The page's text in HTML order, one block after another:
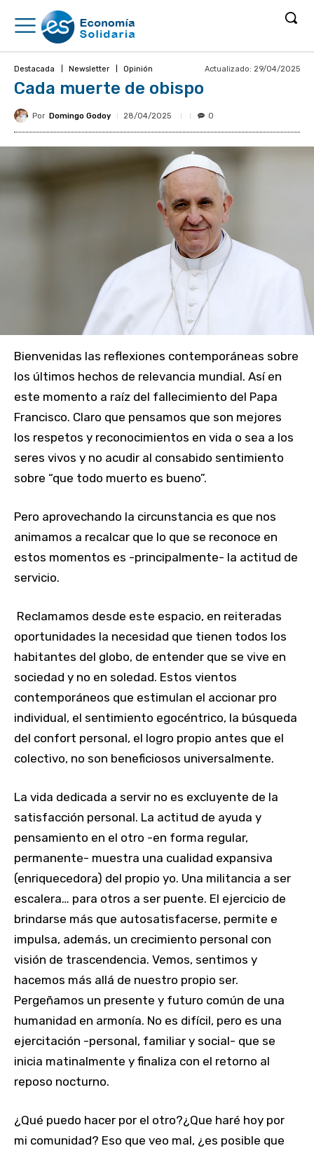
Destacada Newsletter Opinión Actualizado: 29/04/2025
Cada muerte de obispo
Por Domingo Godoy 28/04/2025 0
Bienvenidas las reflexiones contemporáneas sobre
los últimos hechos de relevancia mundial. Así en
este momento a raíz del fallecimiento del Papa
Francisco. Claro que pensamos que son mejores
los respetos y reconocimientos en vida o sea a los
seres vivos y no acudir al consabido sentimiento
sobre “que todo muerto es bueno”.
Pero aprovechando la circunstancia es que nos
animamos a recalcar que lo que se reconoce en
estos momentos es -principalmente- la actitud de
servicio.
Reclamamos desde este espacio, en reiteradas
oportunidades la necesidad que tienen todos los
habitantes del globo, de entender que se vive en
sociedad y no en soledad. Estos vientos
contemporáneos que estimulan el accionar pro
individual, el sentimiento egocéntrico, la búsqueda
del confort personal, el logro propio antes que el
colectivo, no son beneficiosos universalmente.
La vida dedicada a servir no es excluyente de la
satisfacción personal. La actitud de ayuda y
pensamiento en el otro -en forma regular,
permanente- muestra una cualidad expansiva
(enriquecedora) del propio yo. Una militancia a ser
escalera… para otros a ser puente. El ejercicio de
brindarse más que autosatisfacerse, permite e
impulsa, además, un crecimiento personal con
visión de trascendencia. Vemos, sentimos y
hacemos más allá de nuestro propio ser.
Pergeñamos un presente y futuro común de una
humanidad en armonía. No es difícil, pero es una
ejercitación -personal, familiar y social- que se
inicia matinalmente y finaliza con el retorno al
reposo nocturno.
¿Qué puedo hacer por el otro?¿Que haré hoy por
mi comunidad? Eso que veo mal, ¿es posible que